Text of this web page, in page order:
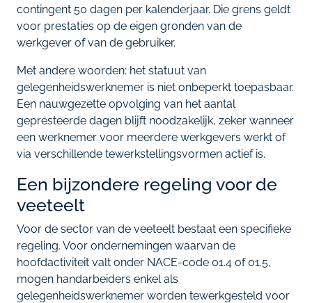
contingent 50 dagen per kalenderjaar. Die grens geldt
voor prestaties op de eigen gronden van de
werkgever of van de gebruiker.
Met andere woorden: het statuut van
gelegenheidswerknemer is niet onbeperkt toepasbaar.
Een nauwgezette opvolging van het aantal
gepresteerde dagen blijft noodzakelijk, zeker wanneer
een werknemer voor meerdere werkgevers werkt of
via verschillende tewerkstellingsvormen actief is.
Een bijzondere regeling voor de
veeteelt
Voor de sector van de veeteelt bestaat een specifieke
regeling. Voor ondernemingen waarvan de
hoofdactiviteit valt onder NACE-code 01.4 of 01.5,
mogen handarbeiders enkel als
gelegenheidswerknemer worden tewerkgesteld voor